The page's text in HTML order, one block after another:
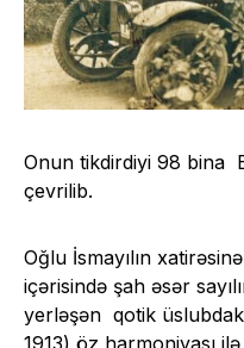
Onun tikdirdiyi 98 bina
çevrilib.
Oğlu İsmayılın
içərisində şah əsər
yerləşən qotik